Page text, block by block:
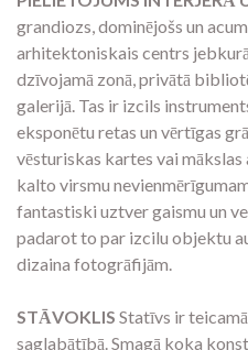
grandiozs, dominējošs un
arhitektoniskais centrs
dzīvojamā zonā, privātā
galerijā. Tas ir izcils
eksponētu retas un vērtīgas
vēsturiskas kartes vai
kalto virsmu
fantastiski uztver gaismu un
padarot to par izcilu objektu
dizaina fotogrāfijām.
STĀVOKLIS Statīvs ir
saglabātībā. Smagā koka